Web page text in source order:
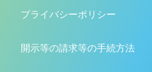
プライバシーポリシー
開示等の請求等の手続方法